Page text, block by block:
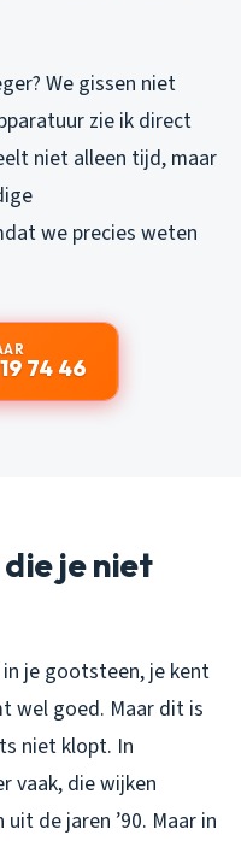
We gissen niet
zie ik direct
niet alleen tijd, maar
we precies weten
74 46
je niet
je gootsteen, je kent
wel goed. Maar dit is
niet klopt. In
vaak, die wijken
de jaren ’90. Maar in